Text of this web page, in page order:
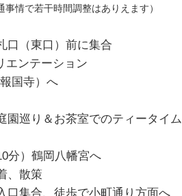
事情で若干時間調整はありえます）
口（東口）前に集合
エンテーション
国寺）へ
巡り＆お茶室でのティータイム
分）鶴岡八幡宮へ
、散策
集合、徒歩で小町通り方面へ